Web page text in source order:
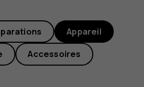
Appareil
Accessoires